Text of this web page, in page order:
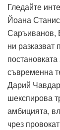
Гледайте
Йоана
Саръиванов,
ни разказват
съвременна
Дарий
шекспирова
амбицията,
чрез